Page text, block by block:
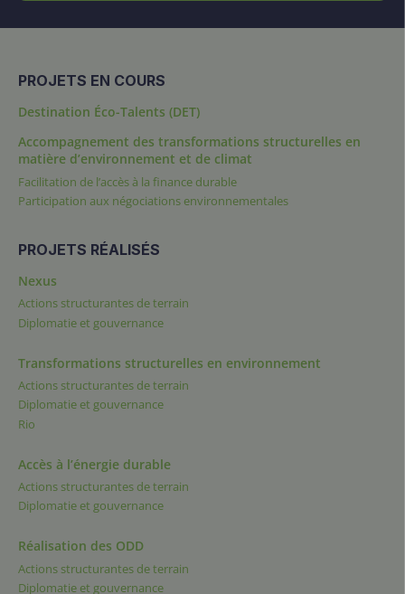
PROJETS EN COURS
Destination Éco-Talents (DET)
Accompagnement des transformations structurelles en
matière d’environnement et de climat
Facilitation de l’accès à la finance durable
Participation aux négociations environnementales
PROJETS RÉALISÉS
Nexus
Actions structurantes de terrain
Diplomatie et gouvernance
Transformations structurelles en environnement
Actions structurantes de terrain
Diplomatie et gouvernance
Rio
Accès à l’énergie durable
Actions structurantes de terrain
Diplomatie et gouvernance
Réalisation des ODD
Actions structurantes de terrain
Diplomatie et gouvernance